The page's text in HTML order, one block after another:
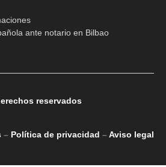
ante notario en Bilbao
reservados
– Política de privacidad –Aviso legal